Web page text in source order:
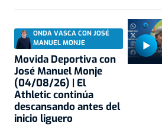
ONDA VASCA CON JOSÉ
MANUEL MONJE
Movida Deportiva con
José Manuel Monje
(04/08/26) | El
Athletic continúa
descansando antes del
inicio liguero